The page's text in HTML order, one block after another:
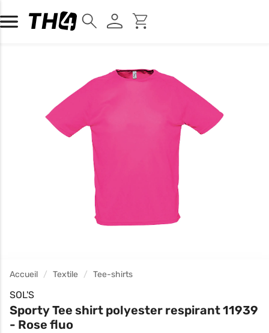
Accueil Textile Tee-shirts
SOL'S
Sporty Tee shirt polyester respirant 11939
- Rose fluo